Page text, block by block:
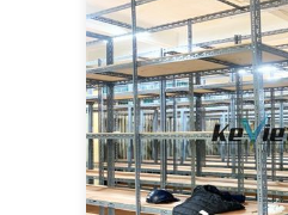
Giá kệ để Pallet
Giá kệ trung tải 200kg
Giá kệ trung tải 300kg
Kệ sắt V lỗ đa năng